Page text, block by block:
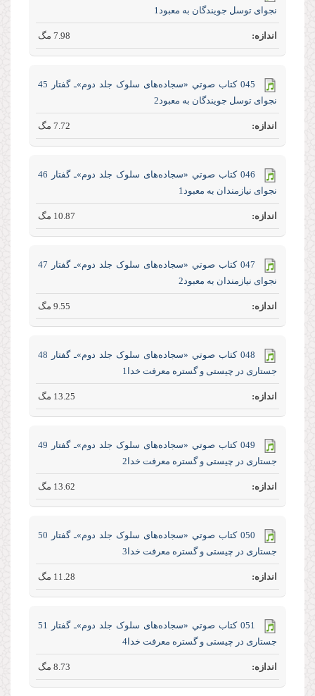
نجوای توسل جویندگان به معبود1
7.98 مگ
045 كتاب صوتي «سجاده‌های سلوک جلد‌ دوم»ـ گفتار 45
نجوای توسل جویندگان به معبود2
7.72 مگ
046 كتاب صوتي «سجاده‌های سلوک جلد‌ دوم»ـ گفتار 46
نجوای نیازمندان به معبود1
10.87 مگ
047 كتاب صوتي «سجاده‌های سلوک جلد‌ دوم»ـ گفتار 47
نجوای نیازمندان به معبود2
9.55 مگ
048 كتاب صوتي «سجاده‌های سلوک جلد‌ دوم»ـ گفتار 48
جستاری در چیستی و گستره معرفت خدا1
13.25 مگ
049 كتاب صوتي «سجاده‌های سلوک جلد‌ دوم»ـ گفتار 49
جستاری در چیستی و گستره معرفت خدا2
13.62 مگ
050 كتاب صوتي «سجاده‌های سلوک جلد‌ دوم»ـ گفتار 50
جستاری در چیستی و گستره معرفت خدا3
11.28 مگ
051 كتاب صوتي «سجاده‌های سلوک جلد‌ دوم»ـ گفتار 51
جستاری در چیستی و گستره معرفت خدا4
8.73 مگ